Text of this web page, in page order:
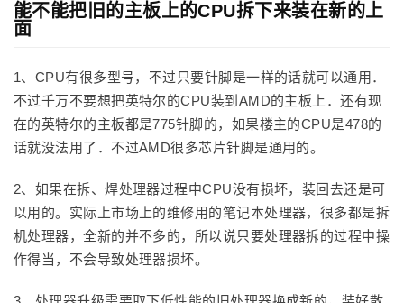
能不能把旧的主板上的CPU拆下来装在新的上
面
1、CPU有很多型号，不过只要针脚是一样的话就可以通用．
不过千万不要想把英特尔的CPU装到AMD的主板上．还有现
在的英特尔的主板都是775针脚的，如果楼主的CPU是478的
话就没法用了．不过AMD很多芯片针脚是通用的。
2、如果在拆、焊处理器过程中CPU没有损坏，装回去还是可
以用的。实际上市场上的维修用的笔记本处理器，很多都是拆
机处理器，全新的并不多的，所以说只要处理器拆的过程中操
作得当，不会导致处理器损坏。